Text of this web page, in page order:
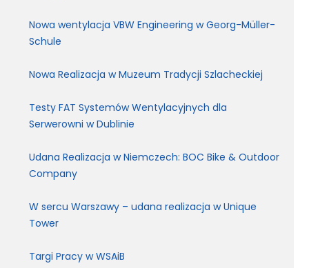
Nowa wentylacja VBW Engineering w Georg-Müller-
Schule
Nowa Realizacja w Muzeum Tradycji Szlacheckiej
Testy FAT Systemów Wentylacyjnych dla
Serwerowni w Dublinie
Udana Realizacja w Niemczech: BOC Bike & Outdoor
Company
W sercu Warszawy – udana realizacja w Unique
Tower
Targi Pracy w WSAiB